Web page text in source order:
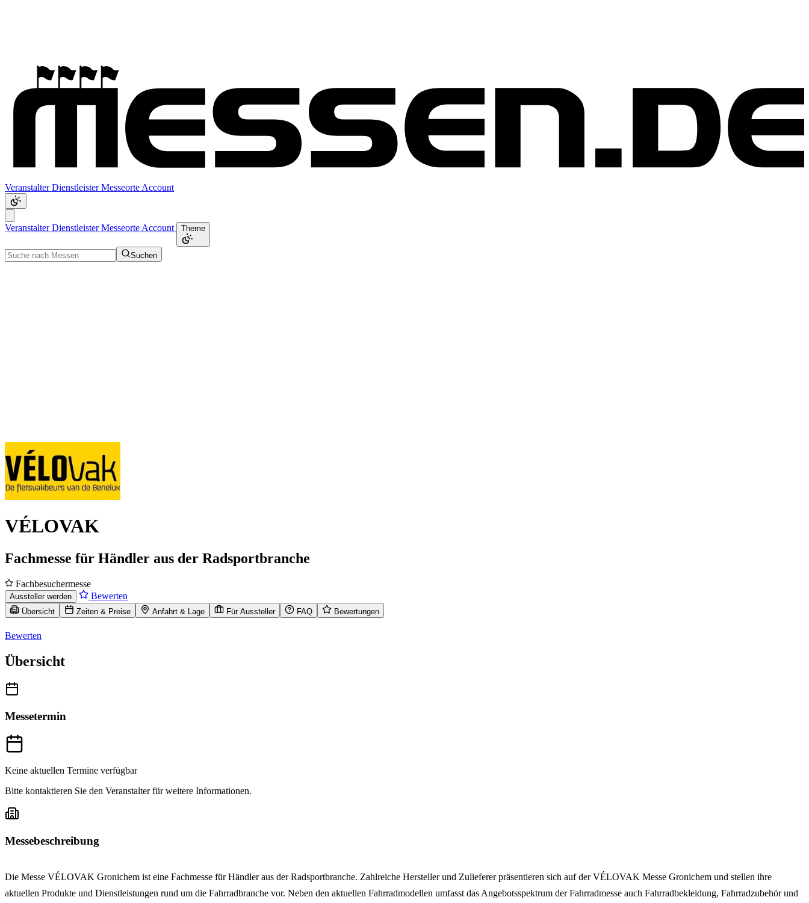
VeranstalterDienstleisterMesseorte Account
VeranstalterDienstleisterMesseorte Account Theme
Suchen
VÉLOVAK
Fachmesse für Händler aus der Radsportbranche
Fachbesuchermesse
Aussteller werden Bewerten
Übersicht Zeiten & Preise Anfahrt & Lage Für Aussteller FAQ Bewertungen
Bewerten
Übersicht
Messetermin
Keine aktuellen Termine verfügbar
Bitte kontaktieren Sie den Veranstalter für weitere Informationen.
Messebeschreibung
Die Messe VÉLOVAK Gronichem ist eine Fachmesse für Händler aus der Radsportbranche. Zahlreiche Hersteller und Zulieferer präsentieren sich auf der VÉLOVAK Messe Gronichem und stellen ihre
aktuellen Produkte und Dienstleistungen rund um die Fahrradbranche vor. Neben den aktuellen Fahrradmodellen umfasst das Angebotsspektrum der Fahrradmesse auch Fahrradbekleidung, Fahrradzubehör und